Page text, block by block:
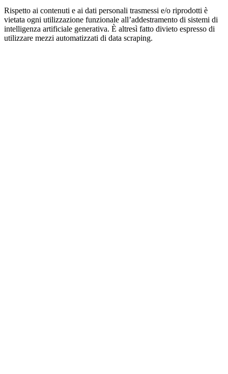
Rispetto ai contenuti e ai dati personali trasmessi e/o riprodotti è
vietata ogni utilizzazione funzionale all’addestramento di sistemi di
intelligenza artificiale generativa. È altresì fatto divieto espresso di
utilizzare mezzi automatizzati di data scraping.